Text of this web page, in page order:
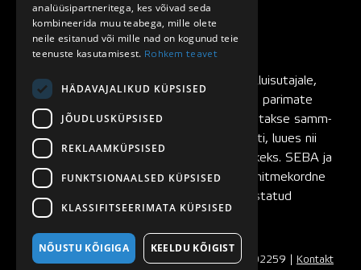
SEBA rulluisud
on loodud rulluisutajalt rulluisutajale,
pidevalt testitud ning täiustatud maailma parimate
rulluisutajate poolt. SEBA rulluiske arendatakse samm-
sammult, testides igat rulluisu komponenti, luues nii
eeldused ideaalilähedaste rulluiskude tekkeks. SEBA ja
FR Skates rulluisubrändide asutajaks on mitmekordne
maailmameister ja rulluisumaailmas tunnustatud
slaalomisõitja
© 2008 - 2026 Seba Nordic OÜ | Reg. nr. 11502259 | Kontakt
analüüsipartneritega, kes võivad seda
kombineerida muu teabega, mille olete
neile esitanud või mille nad on kogunud teie
teenuste kasutamisest. Rohkem teavet
HÄDAVAJALIKUD KÜPSISED
JÕUDLUSKÜPSISED
REKLAAMKÜPSISED
FUNKTSIONAALSED KÜPSISED
KLASSIFITSEERIMATA KÜPSISED
NÕUSTU KÕIGIGA KEELDU KÕIGIST